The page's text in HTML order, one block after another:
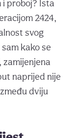
i proboj? Ista
2424,
svog
kako se
naprijed nije
dviju